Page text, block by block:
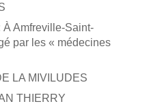
À Amfreville-Saint-
par les « médecines
LA MIVILUDES
THIERRY